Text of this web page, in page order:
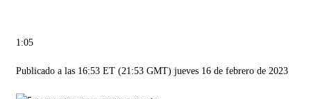
1:05
Publicado a las 16:53 ET (21:53 GMT) jueves 16 de febrero de 2023